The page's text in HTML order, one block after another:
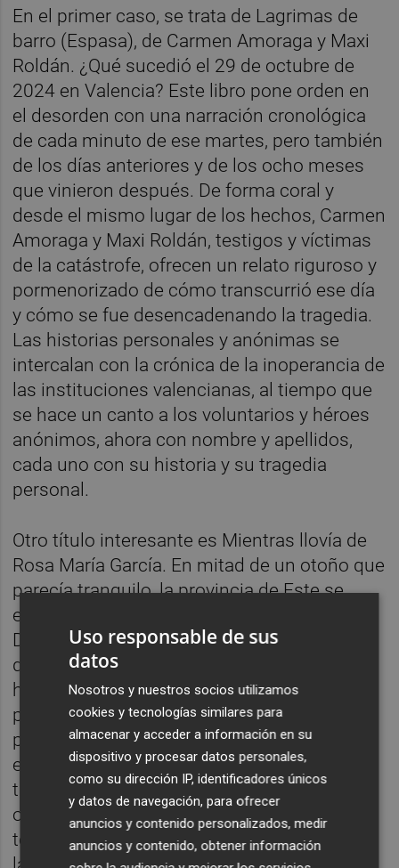
En el primer caso, se trata de Lagrimas de
barro (Espasa), de Carmen Amoraga y Maxi
Roldán. ¿Qué sucedió el 29 de octubre de
2024 en Valencia? Este libro pone orden en
el desorden con una narración cronológica
de cada minuto de ese martes, pero también
de los días anteriores y de los ocho meses
que vinieron después. De forma coral y
desde el mismo lugar de los hechos, Carmen
Amoraga y Maxi Roldán, testigos y víctimas
de la catástrofe, ofrecen un relato riguroso y
pormenorizado de cómo transcurrió ese día
y cómo se fue desencadenando la tragedia.
Las historias personales y anónimas se
intercalan con la crónica de la inoperancia de
las instituciones valencianas, al tiempo que
se hace un canto a los voluntarios y héroes
anónimos, ahora con nombre y apellidos,
cada uno con su historia y su tragedia
personal.
Otro título interesante es Mientras llovía de
Rosa María García. En mitad de un otoño que
parecía tranquilo, la provincia de Este se
enfrenta a una amenaza imprevista: una
DANA que trae lluvias intensas y desbordes
que ponen a prueba la resistencia de sus
habitantes. La historia sigue a un grupo de
personajes diversos: un alcalde que lucha
por salvar a su pueblo, un político que se
enfrenta a su falta de compromiso, un
trabajador del servicio de Emergencias y
otras vidas entrelazadas en medio de la
tormenta. A medida que las aguas suben y
Uso responsable de sus
datos
Nosotros y nuestros socios utilizamos
cookies y tecnologías similares para
almacenar y acceder a información en su
dispositivo y procesar datos personales,
como su dirección IP, identificadores únicos
y datos de navegación, para ofrecer
anuncios y contenido personalizados, medir
anuncios y contenido, obtener información